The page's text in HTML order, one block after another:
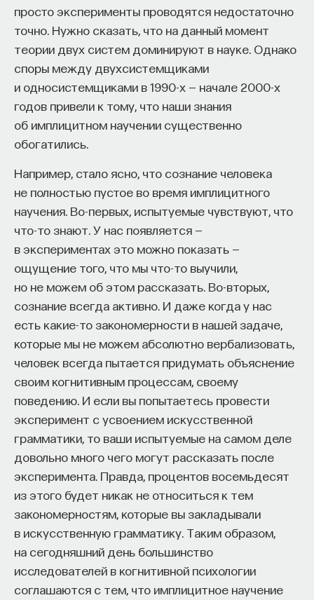
просто эксперименты проводятся недостаточно
точно. Нужно сказать, что на данный момент
теории двух систем доминируют в науке. Однако
споры между двухсистемщиками
и односистемщиками в 1990-х — начале 2000-х
годов привели к тому, что наши знания
об имплицитном научении существенно
обогатились.
Например, стало ясно, что сознание человека
не полностью пустое во время имплицитного
научения. Во-первых, испытуемые чувствуют, что
что-то знают. У нас появляется —
в экспериментах это можно показать —
ощущение того, что мы что-то выучили,
но не можем об этом рассказать. Во-вторых,
сознание всегда активно. И даже когда у нас
есть какие-то закономерности в нашей задаче,
которые мы не можем абсолютно вербализовать,
человек всегда пытается придумать объяснение
своим когнитивным процессам, своему
поведению. И если вы попытаетесь провести
эксперимент с усвоением искусственной
грамматики, то ваши испытуемые на самом деле
довольно много чего могут рассказать после
эксперимента. Правда, процентов восемьдесят
из этого будет никак не относиться к тем
закономерностям, которые вы закладывали
в искусственную грамматику. Таким образом,
на сегодняшний день большинство
исследователей в когнитивной психологии
соглашаются с тем, что имплицитное научение